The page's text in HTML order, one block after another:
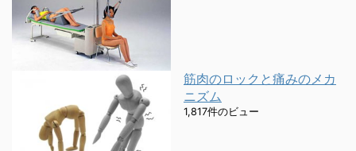
筋肉のロックと痛みのメカ
ニズム
1,817件のビュー